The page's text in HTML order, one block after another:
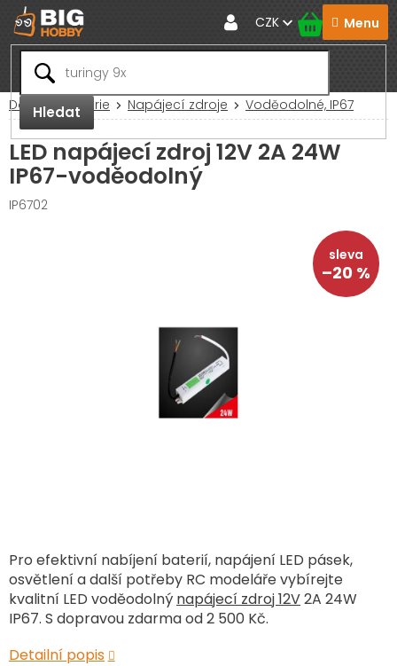
Přejít
na
obsah
Hledat
CZK
Domů Baterie Napájecí zdroje Voděodolné, IP67
LED napájecí zdroj 12V 2A 24W
IP67-voděodolný
IP6702
–20 %
Pro efektivní nabíjení baterií, napájení LED pásek,
osvětlení a další potřeby RC modeláře vybírejte
kvalitní LED voděodolný napájecí zdroj 12V2A 24W
IP67. S dopravou zdarma od 2 500 Kč.
Detailní popis